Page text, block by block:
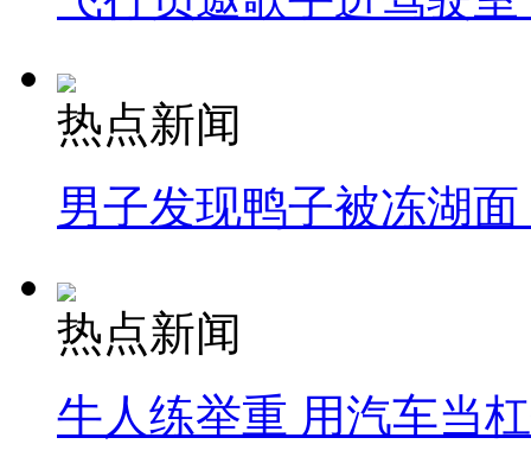
热点新闻
男子发现鸭子被冻湖
热点新闻
牛人练举重 用汽车当